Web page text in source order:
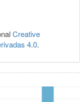
Creative
4.0.